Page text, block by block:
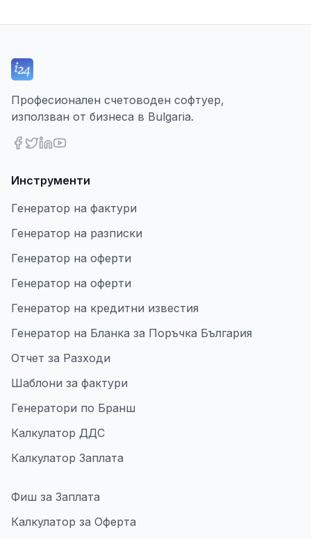
Професионален счетоводен софтуер,
използван от бизнеса в Bulgaria.
Инструменти
Генератор на фактури
Генератор на разписки
Генератор на оферти
Генератор на оферти
Генератор на кредитни известия
Генератор на Бланка за Поръчка България
Отчет за Разходи
Шаблони за фактури
Генератори по Бранш
Калкулатор ДДС
Калкулатор Заплата
Фиш за Заплата
Калкулатор за Оферта